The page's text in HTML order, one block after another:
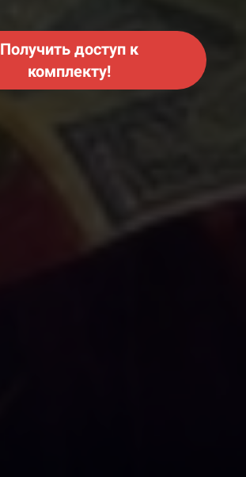
Получить доступ к
комплекту!